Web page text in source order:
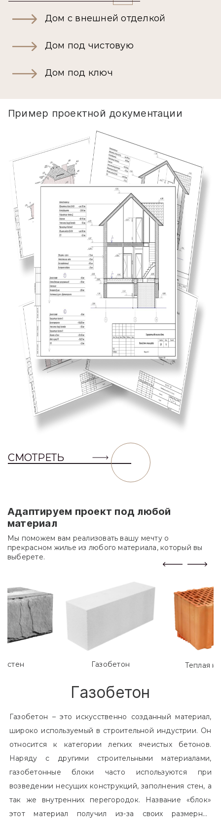
Дом с внешней отделкой
Дом под чистовую
Дом под ключ
Пример проектной документации
СМОТРЕТЬ
Адаптируем проект под любой
материал
Мы поможем вам реализовать вашу мечту о
прекрасном жилье из любого материала, который вы
выберете.
Газобетон Теплая
Газобетон
Газобетон – это искусственно созданный материал,
широко используемый в строительной индустрии. Он
относится к категории легких ячеистых бетонов.
Наряду с другими строительными материалами,
газобетонные блоки часто используются при
возведении несущих конструкций, заполнения стен, а
так же внутренних перегородок. Название «блок»
этот материал получил из-за своих размерных